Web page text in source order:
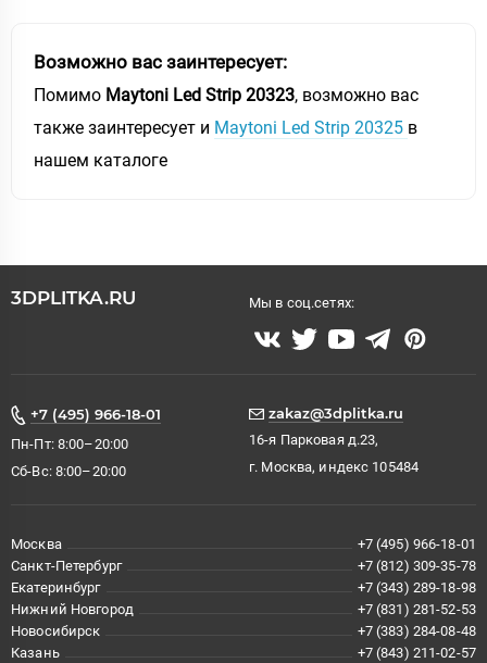
Возможно вас заинтересует:
Помимо Maytoni Led Strip 20323, возможно вас
также заинтересует и Maytoni Led Strip 20325 в
нашем каталоге
3DPLITKA.RU Мы в соц.сетях:
+7 (495) 966-18-01
Пн-Пт: 8:00–20:00
Сб-Вс: 8:00–20:00
zakaz@3dplitka.ru
16-я Парковая д.23,
г. Москва, индекс 105484
Москва
+7 (495) 966-18-01
Санкт-Петербург
+7 (812) 309-35-78
Екатеринбург
+7 (343) 289-18-98
Нижний Новгород
+7 (831) 281-52-53
Новосибирск
+7 (383) 284-08-48
Казань
+7 (843) 211-02-57